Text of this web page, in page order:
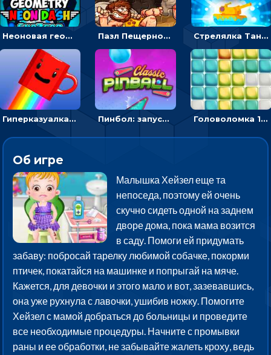
Неоновая геометрия: прыгай через препятствия и собирай шары Пазл Пещерного человека: сложи фрагменты и получи картинку Стрелялка Танковые войны: бить по танку врага, чтобы уничтожить зло
Гиперказуалка Летающая чашка кофе: двигаться и собирать кубики сахара Пинбол: запускать шарик, чтобы выбивать очки Головоломка 10х10
Об игре
Малышка Хейзел еще та
непоседа, поэтому ей очень
скучно сидеть одной на заднем
дворе дома, пока мама возится
в саду. Помоги ей придумать
забаву: побросай тарелку любимой собачке, покорми
птичек, покатайся на машинке и попрыгай на мяче.
Кажется, для девочки и этого мало и вот, зазевавшись,
она уже рухнула с лавочки, ушибив ножку. Помогите
Хейзел с мамой добраться до больницы и проведите
все необходимые процедуры. Начните с промывки
раны и ее обработки, не забывайте жалеть кроху, ведь